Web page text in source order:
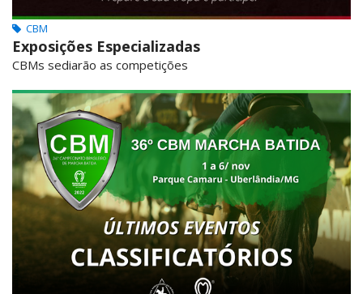
CBM
Exposições Especializadas
CBMs sediarão as competições